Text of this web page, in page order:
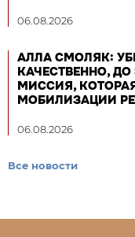
06.08.2026
АЛЛА СМОЛЯК:
КАЧЕСТВЕННО,
МИССИЯ,
МОБИЛИЗАЦИИ
06.08.2026
Все новости